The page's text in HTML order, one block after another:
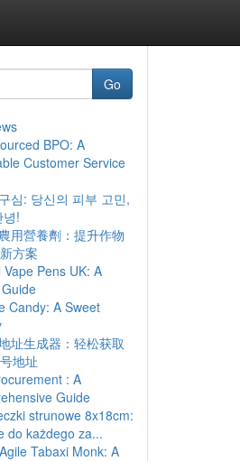
Go
BPO: A
Customer Service
심: 당신의 피부 고민,
녕!
用營養劑：提升作物
方案
Vape Pens UK: A
Candy: A Sweet
址生成器：轻松获取
地址
: A
Guide
strunowe 8x18cm:
do każdego za...
Tabaxi Monk: A